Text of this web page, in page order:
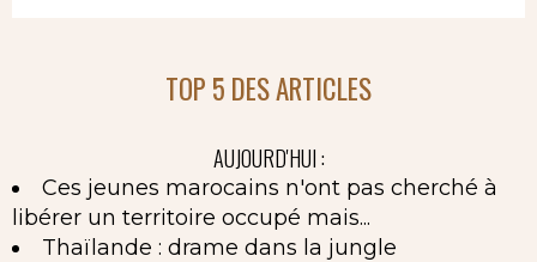
TOP 5 DES ARTICLES
AUJOURD'HUI :
Ces jeunes marocains n'ont pas cherché à
libérer un territoire occupé mais...
Thaïlande : drame dans la jungle